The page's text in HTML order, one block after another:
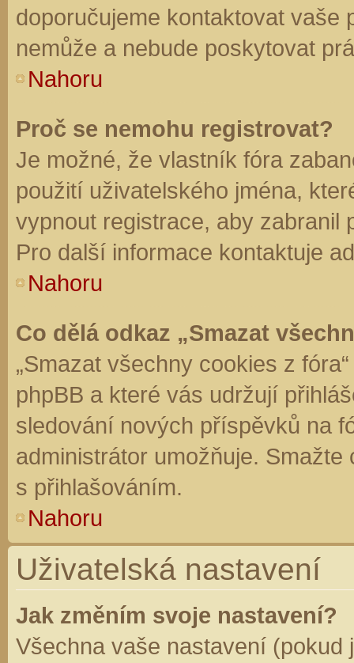
doporučujeme kontaktovat vaše
nemůže a nebude poskytovat
Nahoru
Proč se nemohu registrovat?
Je možné, že vlastník fóra
použití uživatelského jména,
vypnout registrace, aby zabranil
Pro další informace kontaktuje
Nahoru
Co dělá odkaz „Smazat
„Smazat všechny cookies z
phpBB a které vás udržují
sledování nových příspěvků na
administrátor umožňuje.
s přihlašováním.
Nahoru
Uživatelská nastavení
Jak změním svoje nastavení?
Všechna vaše nastavení (pokud